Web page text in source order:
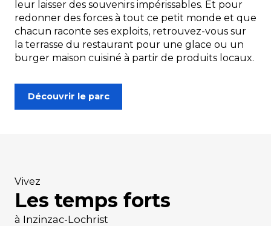
leur laisser des souvenirs impérissables. Et pour
redonner des forces à tout ce petit monde et que
chacun raconte ses exploits, retrouvez-vous sur
la terrasse du restaurant pour une glace ou un
burger maison cuisiné à partir de produits locaux.
Découvrir le parc
Vivez
Les temps forts
à Inzinzac-Lochrist